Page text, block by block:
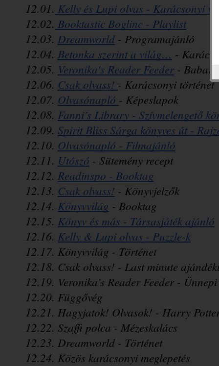
12.01. Kelly és Lupi olvas - Karácsonyi
12.02. Booktastic Boglinc - Playlist
12.03. Dreamworld - Programajánló
12.04. Betonka szerint a világ… -
12.05. Veronika's Reader Feeder -
12.06. Csak olvass! - Karácsonyi történet
12.07. Olvasónapló - Képeslapok
12.08. Fanni’s Library - Szívmelengető
12.09. Spirit Bliss Sárga könyves út -
12.10. Olvasónapló - Filmajánló
12.11. Utószó - Sütemény recept
12.12. Readinspo - Booktag
12.13. Csak olvass! - Könyvjelzők
12.14. Könyvvilág - Booktag
12.15. Könyv és más - Társasjáték ajánló
12.16. Kelly & Lupi olvas - Puzzle-k
12.17. Könyvvilág - Történet
12.18. Csak olvass! - Last minute
12.19. Veronika’s Reader Feeder -
12.20. Függővég
12.21. Hagyjatok! Olvasok! - Harry
12.22. Szaffi polca - Mézeskalács
12.23. Dreamworld - Történet
12.24. Közös karácsonyi meglepetés